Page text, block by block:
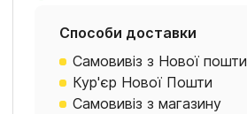
Способи доставки
Самовивіз з Нової пошти
Кур'єр Нової Пошти
Самовивіз з магазину